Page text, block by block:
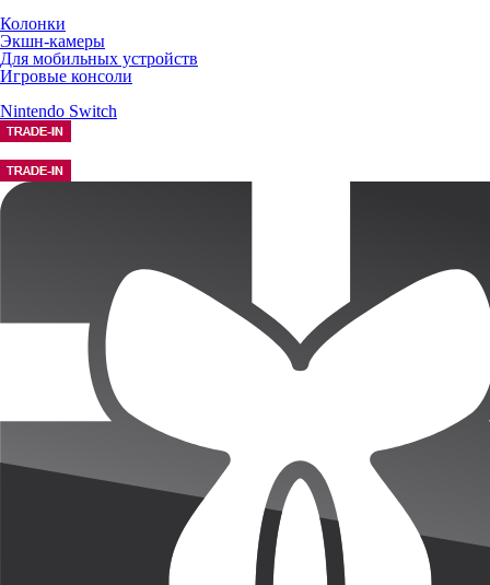
Колонки
Экшн-камеры
Для мобильных устройств
Игровые консоли
Nintendo Switch